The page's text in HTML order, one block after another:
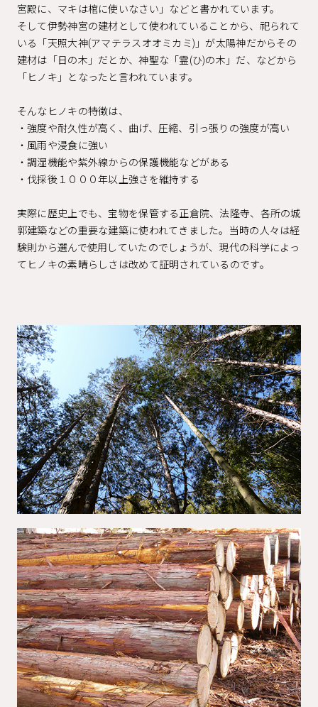
宮殿に、マキは棺に使いなさい」などと書かれています。
そして伊勢神宮の建材として使われていることから、祀られて
いる「天照大神(アマテラスオオミカミ)」が太陽神だからその
建材は「日の木」だとか、神聖な「霊(ひ)の木」だ、などから
「ヒノキ」となったと言われています。
そんなヒノキの特徴は、
・強度や耐久性が高く、曲げ、圧縮、引っ張りの強度が高い
・風雨や浸食に強い
・調湿機能や紫外線からの保護機能などがある
・伐採後１０００年以上強さを維持する
実際に歴史上でも、宝物を保管する正倉院、法隆寺、各所の城
郭建築などの重要な建築に使われてきました。当時の人々は経
験則から選んで使用していたのでしょうが、現代の科学によっ
てヒノキの素晴らしさは改めて証明されているのです。